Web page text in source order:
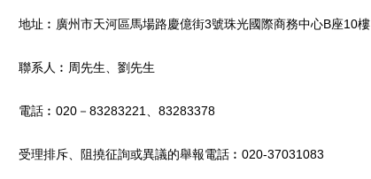
地址︰廣州市天河區馬場路慶億街3號珠光國際商務中心B座10樓
聯系人︰周先生、劉先生
電話︰020－83283221、83283378
受理排斥、阻撓征詢或異議的舉報電話︰020-37031083